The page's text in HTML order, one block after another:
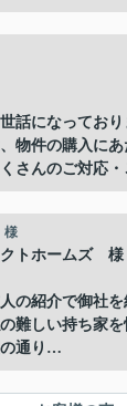
の予算が超え
ともなく親切
る方だなと信頼
とができました
お探しされてい
ェクトホーム
ることをおす
を見つけられ
サポートしてい
話になっており
物件の購入に
さんのご対応
上げます。
いては分からな
りましたが、改
、迅速かつご親
とうございまし
様
クトホームズ 様
の紹介で御社を
難しい持ち家を
通り
方を紹介いて